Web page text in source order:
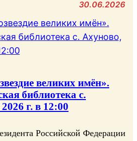
30.06.2026
великих имён».
библиотека с.
г. в 12:00
Российской Федерации